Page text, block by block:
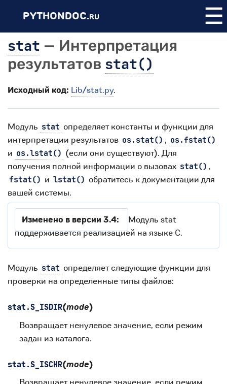
PYTHONDOC.RU ☰
stat — Интерпретация
результатов stat()
Исходный код: Lib/stat.py.
Модуль stat определяет константы и функции для
интерпретации результатов os.stat() , os.fstat()
и os.lstat() (если они существуют). Для
получения полной информации о вызовах stat() ,
fstat() и lstat() обратитесь к документации для
вашей системы.
Изменено в версии 3.4:
Модуль stat
поддерживается реализацией на языке C.
Модуль stat определяет следующие функции для
проверки на определенные типы файлов:
stat.S_ISDIR(mode)
Возвращает ненулевое значение, если режим
задан из каталога.
stat.S_ISCHR(mode)